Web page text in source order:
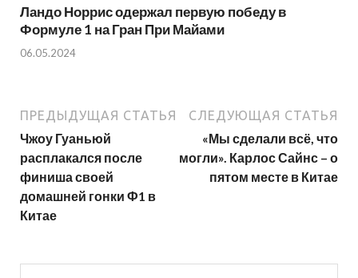
Ландо Норрис одержал первую победу в
Формуле 1 на Гран При Майами
06.05.2024
ПРЕДЫДУЩАЯ СТАТЬЯ
Чжоу Гуаньюй
расплакался после
финиша своей
домашней гонки Ф1 в
Китае
СЛЕДУЮЩАЯ СТАТЬЯ
«Мы сделали всё, что
могли». Карлос Сайнс – о
пятом месте в Китае